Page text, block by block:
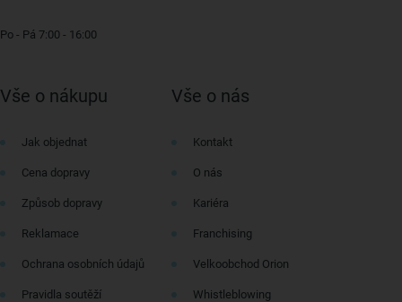
Po - Pá 7:00 - 16:00
Vše o nákupu
Jak objednat
Cena dopravy
Způsob dopravy
Reklamace
Ochrana osobních údajů
Pravidla soutěží
Vše o nás
Kontakt
O nás
Kariéra
Franchising
Velkoobchod Orion
Whistleblowing